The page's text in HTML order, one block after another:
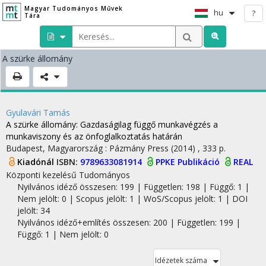
Magyar Tudományos Művek
Tára
hu ?
A szürke állomány
Gyulavári Tamás
A szürke állomány: Gazdaságilag függő munkavégzés a
munkaviszony és az önfoglalkoztatás határán
Budapest, Magyarország : Pázmány Press (2014) , 333 p.
Kiadónál ISBN: 9789633081914 PPKE Publikáció
REAL
Központi kezelésű Tudományos
Nyilvános idéző összesen: 199 | Független: 198 | Függő: 1 |
Nem jelölt: 0 | Scopus jelölt: 1 | WoS/Scopus jelölt: 1 | DOI
jelölt: 34
Nyilvános idéző+említés összesen: 200 | Független: 199 |
Függő: 1 | Nem jelölt: 0
Idézetek száma